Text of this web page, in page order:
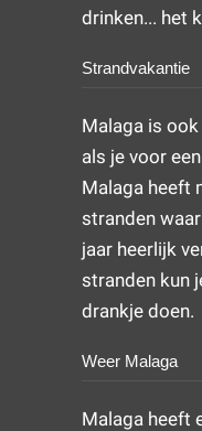
drinken... het
Strandvakantie
Malaga is
als je voor
Malaga heeft
stranden
jaar heerlijk
stranden kun
drankje doen.
Weer Malaga
Malaga heeft